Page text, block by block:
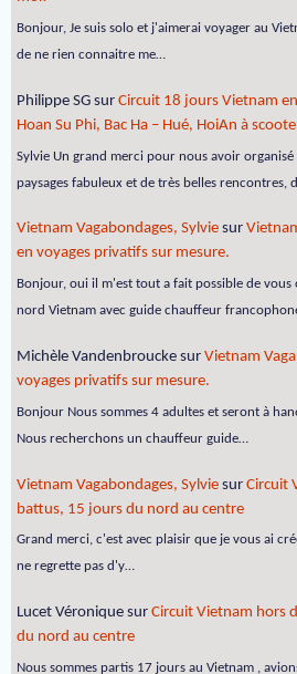
Bonjour, Je suis solo et j'aimerai voyager au
de ne rien connaitre me…
Philippe SG sur Circuit 18 jours Vietnam
Hoan Su Phi, Bac Ha – Hué, HoiAn à
Sylvie Un grand merci pour nous avoir
paysages fabuleux et de très belles rencontres,
Vietnam Vagabondages, Sylvie sur
en voyages privatifs sur mesure.
Bonjour, oui il m'est tout a fait possible de
nord Vietnam avec guide chauffeur
Michèle Vandenbroucke sur Vietnam
voyages privatifs sur mesure.
Bonjour Nous sommes 4 adultes et seront à
Nous recherchons un chauffeur guide…
Vietnam Vagabondages, Sylvie sur Circuit
battus, 15 jours du nord au centre
Grand merci, c'est avec plaisir que je vous ai
ne regrette pas d'y…
Lucet Véronique sur Circuit Vietnam hors
du nord au centre
Nous sommes partis 17 jours au Vietnam ,